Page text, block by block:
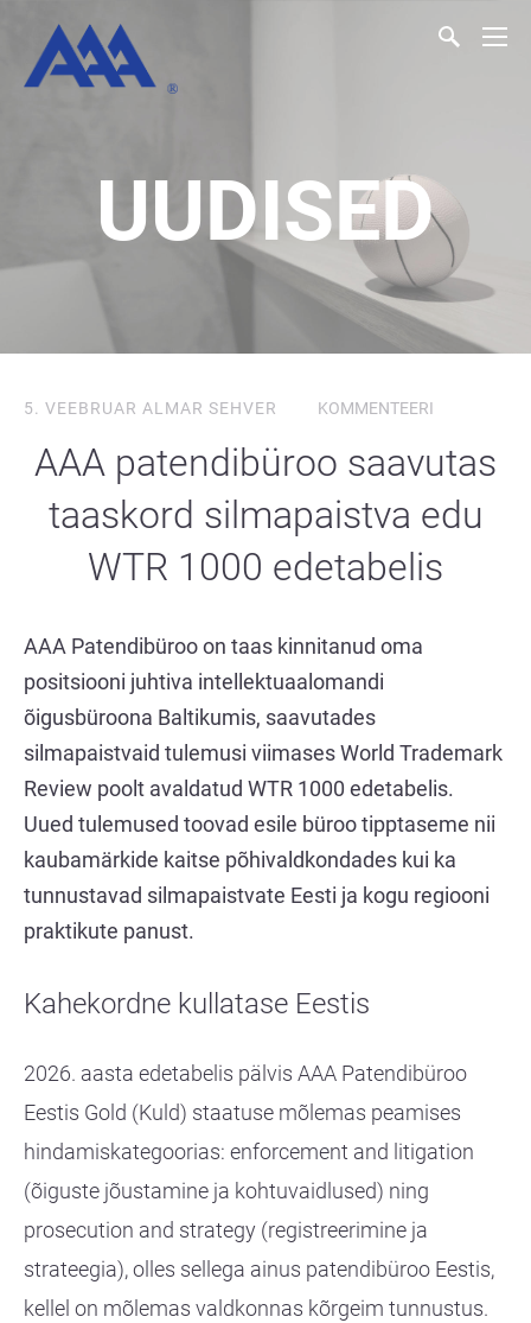
UUDISED
5. VEEBRUAR ALMAR SEHVER KOMMENTEERI
AAA patendibüroo saavutas
taaskord silmapaistva edu
WTR 1000 edetabelis
AAA Patendibüroo on taas kinnitanud oma
positsiooni juhtiva intellektuaalomandi
õigusbüroona Baltikumis, saavutades
silmapaistvaid tulemusi viimases World Trademark
Review poolt avaldatud WTR 1000 edetabelis.
Uued tulemused toovad esile büroo tipptaseme nii
kaubamärkide kaitse põhivaldkondades kui ka
tunnustavad silmapaistvate Eesti ja kogu regiooni
praktikute panust.
Kahekordne kullatase Eestis
2026. aasta edetabelis pälvis AAA Patendibüroo
Eestis Gold (Kuld) staatuse mõlemas peamises
hindamiskategoorias: enforcement and litigation
(õiguste jõustamine ja kohtuvaidlused) ning
prosecution and strategy (registreerimine ja
strateegia), olles sellega ainus patendibüroo Eestis,
kellel on mõlemas valdkonnas kõrgeim tunnustus.